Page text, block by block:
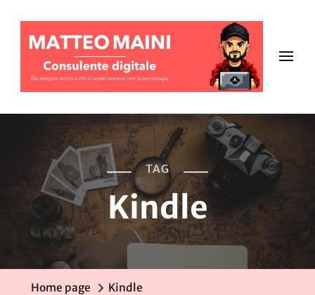
TAG
Kindle
Home page Kindle